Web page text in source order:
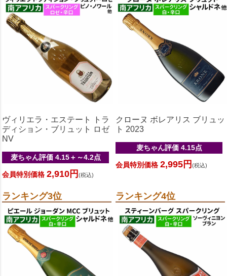
ヴィリエラ・エステート トラ
ディション・ブリュット ロゼ
NV
麦ちゃん評価 4.15＋～4.2点
会員特別価格 2,910円 (税込)
クローヌ ボレアリス ブリュッ
ト 2023
麦ちゃん評価 4.15点
会員特別価格 2,995円 (税込)
ランキング3位 ランキング4位